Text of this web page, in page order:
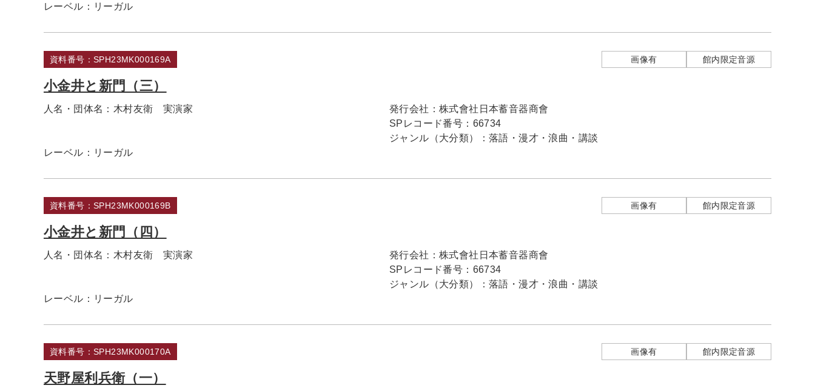
レーベル： リーガル
資料番号：SPH23MK000169A 画像有 館内限定音源
小金井と新門（三）
人名・団体名： 木村友衛 実演家 発行会社： 株式會社日本蓄音器商會
SPレコード番号： 66734
ジャンル（大分類）： 落語・漫才・浪曲・講談
レーベル： リーガル
資料番号：SPH23MK000169B 画像有 館内限定音源
小金井と新門（四）
人名・団体名： 木村友衛 実演家 発行会社： 株式會社日本蓄音器商會
SPレコード番号： 66734
ジャンル（大分類）： 落語・漫才・浪曲・講談
レーベル： リーガル
資料番号：SPH23MK000170A 画像有 館内限定音源
天野屋利兵衛（一）